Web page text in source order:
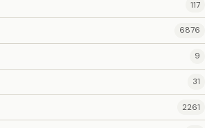
117
6876
9
31
2261